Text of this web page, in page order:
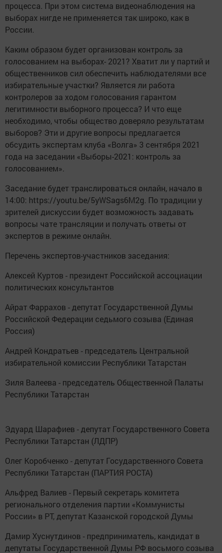
процесса. При этом система видеонаблюдения на
выборах нигде не применяется так широко, как в
России.
Каким образом будет организован контроль за
голосованием на выборах- 2021? Хватит ли у партий и
общественников сил обеспечить наблюдателями все
избирательные участки? Является ли работа
контролеров за ходом голосования гарантом
легитимности выборного процесса? И что еще
необходимо, чтобы общество доверяло результатам
выборов? Эти и другие вопросы предлагается
обсудить экспертам клуба «Волга» 3 сентября 2021
года на заседании «Выборы-2021: контроль за
голосованием».
Заседание будет транслироваться онлайн, начало в
14:00: https://youtu.be/5yWSags6M2g. По традиции у
зрителей дискуссии будет возможность задавать
вопросы чате трансляции и получать ответы от
экспертов в режиме онлайн.
Перечень экспертов-участников заседания:
Алексей Куртов - президент Российской ассоциации
политических консультантов
Айрат Фаррахов - депутат Государственной Думы
Российской Федерации седьмого созыва (Единая
Россия)
Андрей Кондратьев - председатель Центральной
избирательной комиссии Республики Татарстан
Зиля Валеева - председатель Общественной Палаты
Республики Татарстан
Эдуард Шарафиев - депутат Государственного Совета
Республики Татарстан (ЛДПР)
Олег Коробченко - депутат Государственного Совета
Республики Татарстан (ПАРТИЯ РОСТА)
Альфред Валиев - Первый секретарь комитета
регионального отделения партии «Коммунисты
России» в РТ, депутат Казанской городской Думы
Дамир Хуснутдинов - предприниматель, кандидат в
депутаты Государственной Думы РФ восьмого созыва